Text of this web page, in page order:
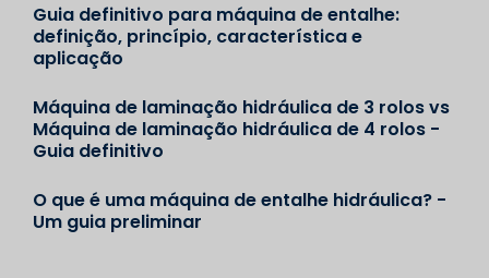
Guia definitivo para máquina de entalhe:
definição, princípio, característica e
aplicação
Máquina de laminação hidráulica de 3 rolos vs
Máquina de laminação hidráulica de 4 rolos -
Guia definitivo
O que é uma máquina de entalhe hidráulica? -
Um guia preliminar